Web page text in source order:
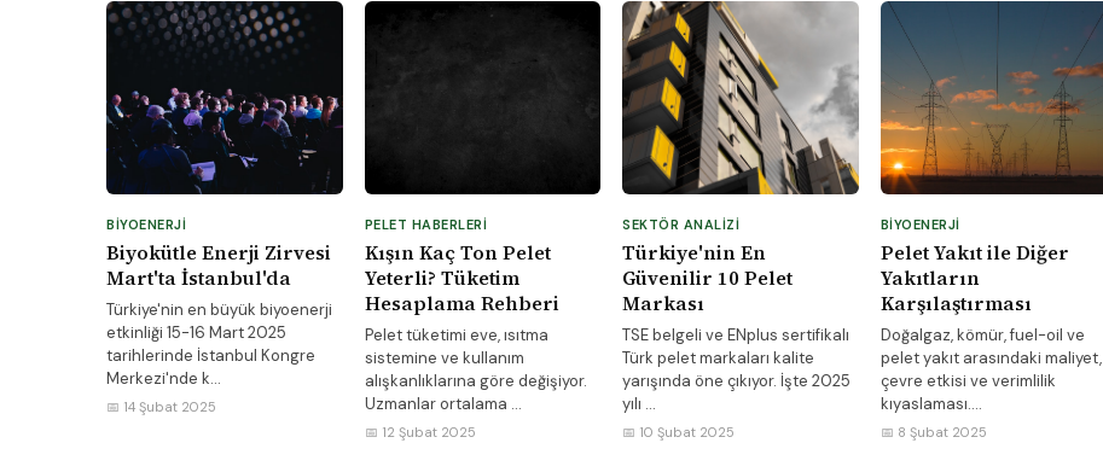
BIYOENERJI
Biyokütle Enerji Zirvesi
Mart'ta İstanbul'da
Türkiye'nin en büyük biyoenerji
etkinliği 15-16 Mart 2025
tarihlerinde İstanbul Kongre
Merkezi'nde k...
📅 14 Şubat 2025
PELET HABERLERI
Kışın Kaç Ton Pelet
Yeterli? Tüketim
Hesaplama Rehberi
Pelet tüketimi eve, ısıtma
sistemine ve kullanım
alışkanlıklarına göre değişiyor.
Uzmanlar ortalama ...
📅 12 Şubat 2025
SEKTÖR ANALIZI
Türkiye'nin En
Güvenilir 10 Pelet
Markası
TSE belgeli ve ENplus sertifikalı
Türk pelet markaları kalite
yarışında öne çıkıyor. İşte 2025
yılı ...
📅 10 Şubat 2025
BIYOENERJI
Pelet Yakıt ile Diğer
Yakıtların
Karşılaştırması
Doğalgaz, kömür, fuel-oil ve
pelet yakıt arasındaki maliyet,
çevre etkisi ve verimlilik
kıyaslaması....
📅 8 Şubat 2025